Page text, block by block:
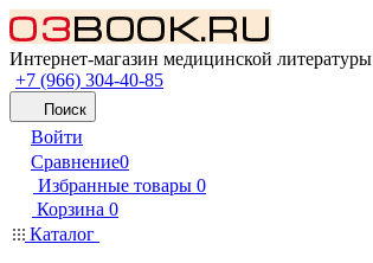
Интернет-магазин медицинской литературы
+7 (966) 304-40-85
Поиск
Войти
Сравнение0
Избранные товары 0
Корзина 0
Каталог